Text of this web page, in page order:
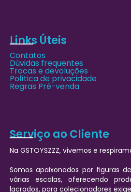
Links Úteis
Contatos
Dúvidas frequentes
Trocas e devoluções
Política de privacidade
Regras Pré-venda
Serviço ao Cliente
Na GSTOYSZZZ, vivemos e
Somos apaixonados por figuras
várias escalas, oferecendo
lacrados, para colecionadores